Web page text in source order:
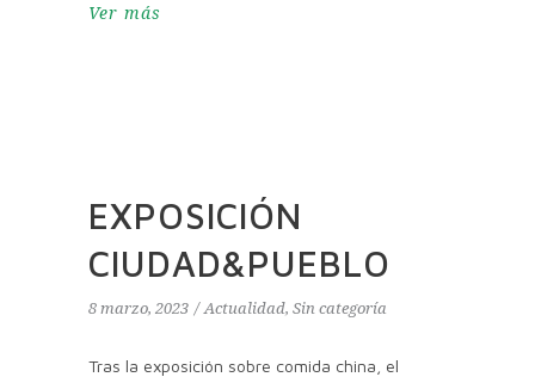
Ver más
EXPOSICIÓN
CIUDAD&PUEBLO
8 marzo, 2023 Actualidad, Sin categoría
Tras la exposición sobre comida china, el